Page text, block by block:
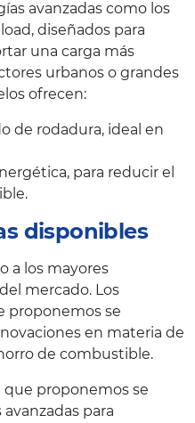
avanzadas como los
diseñados para
una carga más
urbanos o grandes
ofrecen:
de rodadura, ideal en
para reducir el
disponibles
a los mayores
del mercado. Los
proponemos se
en materia de
de combustible.
que proponemos se
para